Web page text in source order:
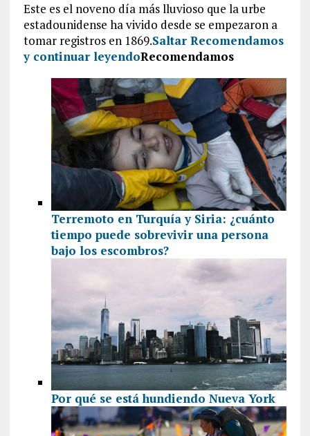
Este es el noveno día más lluvioso que la urbe
estadounidense ha vivido desde se empezaron a
tomar registros en 1869.Saltar Recomendamos
y continuar leyendoRecomendamos
Terremoto en Turquía y Siria: ¿cuánto
tiempo puede sobrevivir una persona
bajo los escombros?
Por qué se está hundiendo Nueva York